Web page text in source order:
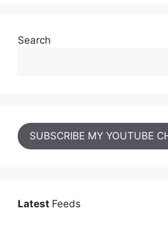
Search
SUBSCRIBE MY YOUTUBE
Latest Feeds